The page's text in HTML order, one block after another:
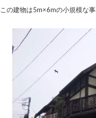
この建物は5m×6mの小規模な